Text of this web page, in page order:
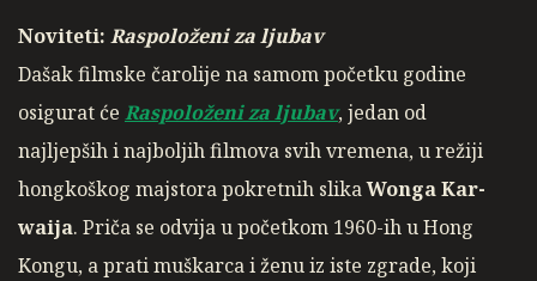
Noviteti: Raspoloženi za ljubav
Dašak filmske čarolije na samom početku godine
osigurat će Raspoloženi za ljubav, jedan od
najljepših i najboljih filmova svih vremena, u režiji
hongkoškog majstora pokretnih slikaWonga Kar-
waija. Priča se odvija u početkom 1960-ih u Hong
Kongu, a prati muškarca i ženu iz iste zgrade, koji